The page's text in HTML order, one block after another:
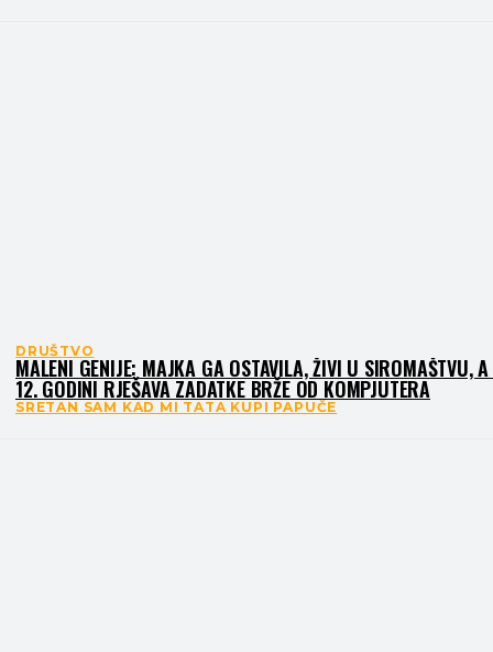
DRUŠTVO
MALENI GENIJE: MAJKA GA OSTAVILA, ŽIVI U SIROMAŠTVU,
12. GODINI RJEŠAVA ZADATKE BRŽE OD KOMPJUTERA
SRETAN SAM KAD MI TATA KUPI PAPUČE